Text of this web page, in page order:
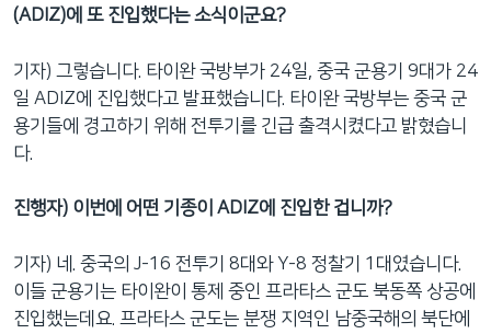
(ADIZ)에 또 진입했다는 소식이군요?
기자) 그렇습니다. 타이완 국방부가 24일, 중국 군용기 9대가 24
일 ADIZ에 진입했다고 발표했습니다. 타이완 국방부는 중국 군
용기들에 경고하기 위해 전투기를 긴급 출격시켰다고 밝혔습니
다.
진행자) 이번에 어떤 기종이 ADIZ에 진입한 겁니까?
기자) 네. 중국의 J-16 전투기 8대와 Y-8 정찰기 1대였습니다.
이들 군용기는 타이완이 통제 중인 프라타스 군도 북동쪽 상공에
진입했는데요. 프라타스 군도는 분쟁 지역인 남중국해의 북단에